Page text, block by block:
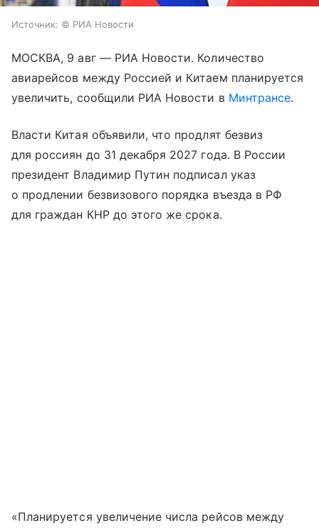
Источник: © РИА Новости
МОСКВА, 9 авг — РИА Новости. Количество
авиарейсов между Россией и Китаем планируется
увеличить, сообщили РИА Новости в Минтрансе.
Власти Китая объявили, что продлят безвиз
для россиян до 31 декабря 2027 года. В России
президент Владимир Путин подписал указ
о продлении безвизового порядка въезда в РФ
для граждан КНР до этого же срока.
«Планируется увеличение числа рейсов между